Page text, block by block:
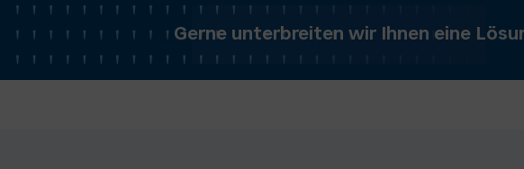
Gerne unterbreiten wir Ihnen eine